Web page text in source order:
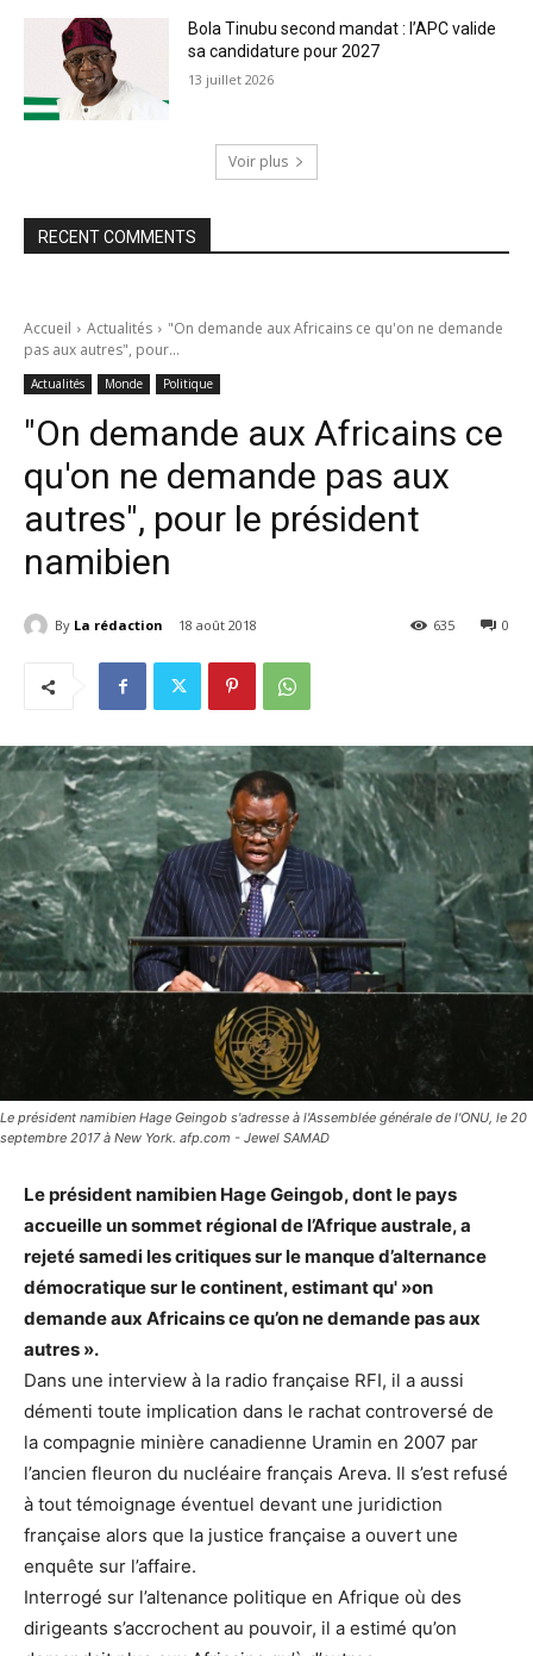
Bola Tinubu second mandat : l’APC valide
sa candidature pour 2027
13 juillet 2026
Voir plus
RECENT COMMENTS